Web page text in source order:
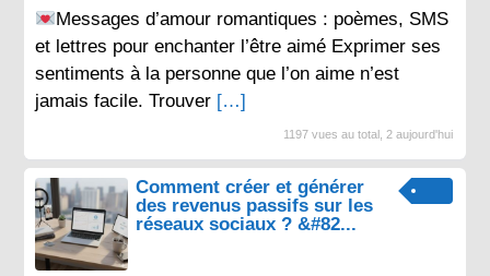
Messages d’amour romantiques : poèmes, SMS
et lettres pour enchanter l’être aimé Exprimer ses
sentiments à la personne que l’on aime n’est
jamais facile. Trouver […]
1197 vues au total, 2 aujourd'hui
Comment créer et générer
des revenus passifs sur les
réseaux sociaux ? &#82...